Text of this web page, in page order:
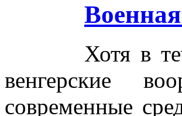
Хотя в
венгерские
современные